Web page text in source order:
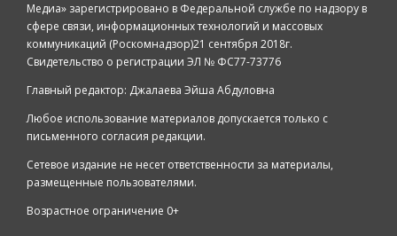
Медиа» зарегистрировано в Федеральной службе по надзору в
сфере связи, информационных технологий и массовых
коммуникаций (Роскомнадзор)21 сентября 2018г.
Свидетельство о регистрации ЭЛ № ФС77-73776
Главный редактор: Джалаева Эйша Абдуловна
Любое использование материалов допускается только с
письменного согласия редакции.
Сетевое издание не несет ответственности за материалы,
размещенные пользователями.
Возрастное ограничение 0+